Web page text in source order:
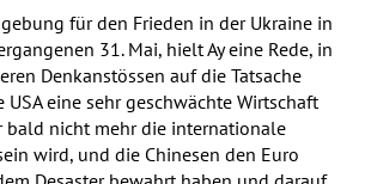
für den Frieden in der Ukraine in
31. Mai, hielt Ay eine Rede, in
Denkanstössen auf die Tatsache
USAeine sehr geschwächte Wirtschaft
bald nicht mehr die internationale
wird, und die Chinesen den Euro